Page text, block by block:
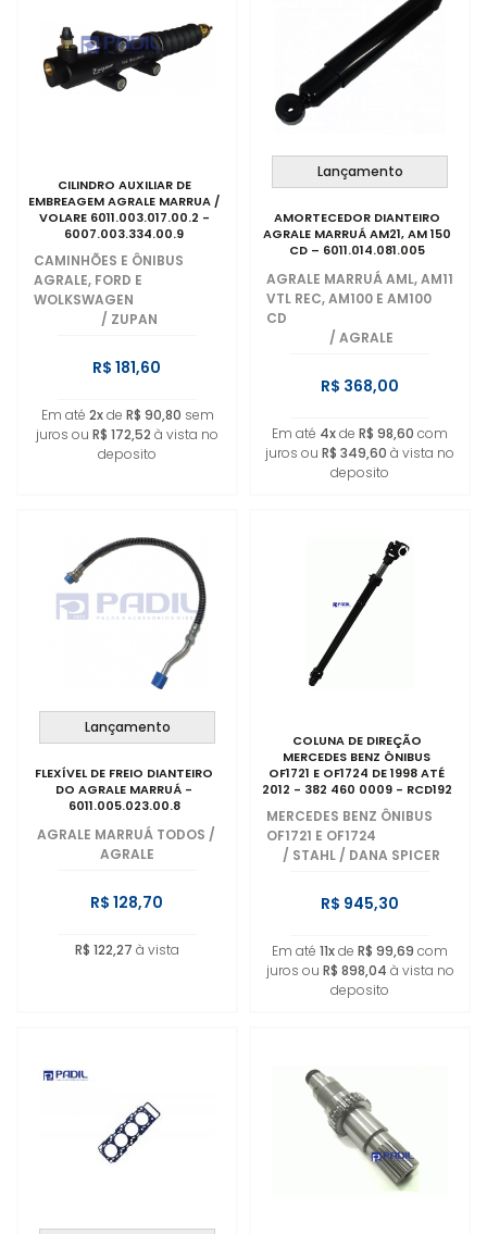
CILINDRO AUXILIAR DE
EMBREAGEM AGRALE MARRUA /
VOLARE 6011.003.017.00.2 -
6007.003.334.00.9
CAMINHÕES E ÔNIBUS
AGRALE, FORD E
WOLKSWAGEN
/ ZUPAN
R$ 181,60
Em até 2xde R$ 90,80 sem
juros ou R$ 172,52 à vista no
deposito
Lançamento
AMORTECEDOR DIANTEIRO
AGRALE MARRUÁ AM21, AM 150
CD – 6011.014.081.005
AGRALE MARRUÁ AML, AM11
VTL REC, AM100 E AM100
CD
/ AGRALE
R$ 368,00
Em até 4xde R$ 98,60 com
juros ou R$ 349,60 à vista no
deposito
Lançamento
FLEXÍVEL DE FREIO DIANTEIRO
DO AGRALE MARRUÁ -
6011.005.023.00.8
AGRALE MARRUÁ TODOS /
AGRALE
R$ 128,70
R$ 122,27 à vista
COLUNA DE DIREÇÃO
MERCEDES BENZ ÔNIBUS
OF1721 E OF1724 DE 1998 ATÉ
2012 - 382 460 0009 - RCD192
MERCEDES BENZ ÔNIBUS
OF1721 E OF1724
/ STAHL / DANA SPICER
R$ 945,30
Em até 11xde R$ 99,69 com
juros ou R$ 898,04 à vista no
deposito